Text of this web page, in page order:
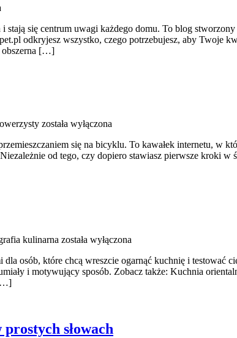
się centrum uwagi każdego domu. To blog
odkryjesz wszystko, czego potrzebujesz, aby Twoje
obszerna […]
została wyłączona
się na bicyklu. To kawałek internetu, w
od tego, czy dopiero stawiasz pierwsze kroki w
kulinarna została wyłączona
osób, które chcą wreszcie ogarnąć kuchnię i testować
i motywujący sposób. Zobacz także: Kuchnia
[…]
słowach